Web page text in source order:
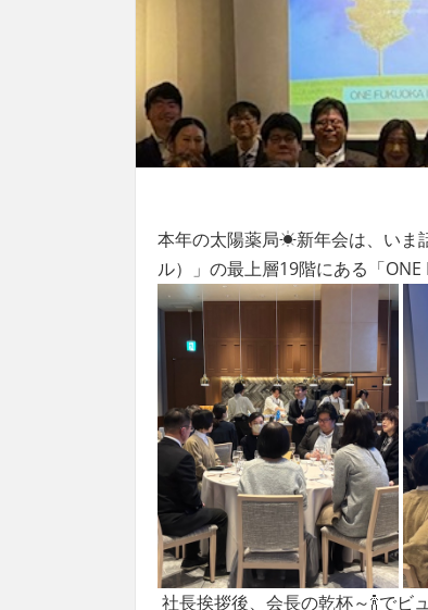
本年の太陽薬局☀新年会は、 いま
ル）」の最上層19階にある「
社長挨拶後、会長の乾杯～🍾でビ